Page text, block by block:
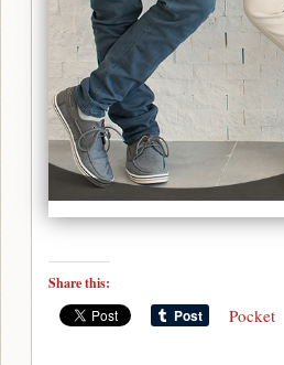
Share this:
Pocket